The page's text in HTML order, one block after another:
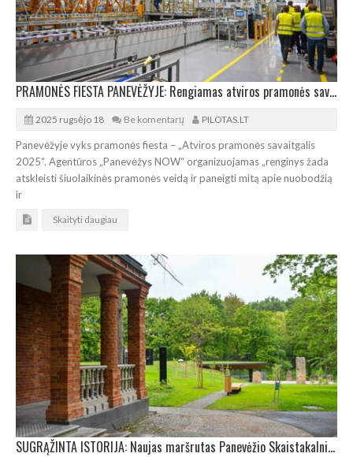
PRAMONĖS FIESTA PANEVĖŽYJE: Rengiamas atviros pramonės savaitgalis 2025
2025 rugsėjo 18 Be komentarų PILOTAS.LT
Panevėžyje vyks pramonės fiesta – „Atviros pramonės savaitgalis
2025“. Agentūros „Panevėžys NOW“ organizuojamas „renginys žada
atskleisti šiuolaikinės pramonės veidą ir paneigti mitą apie nuobodžią
ir
Skaityti daugiau
SUGRĄŽINTA ISTORIJA: Naujas maršrutas Panevėžio Skaistakalnio parke